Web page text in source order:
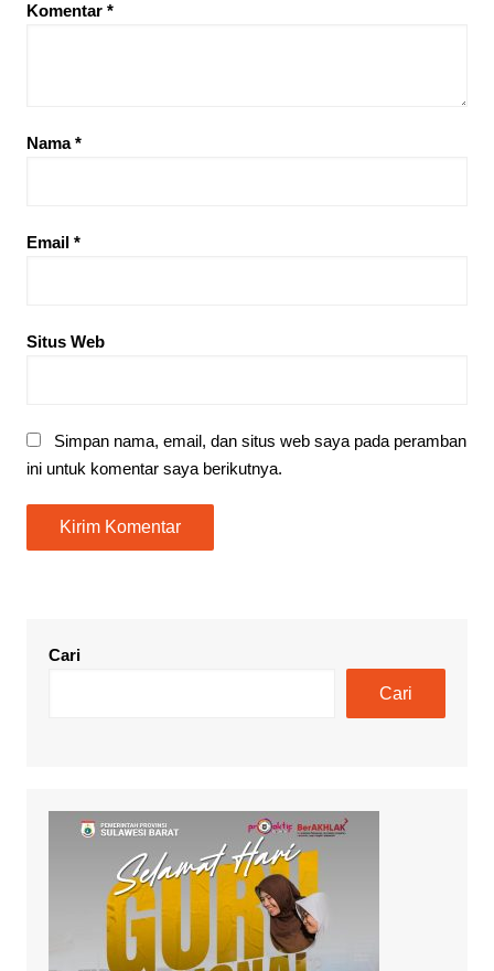
Komentar *
Nama*
Email *
Situs Web
Simpan nama, email, dan situs web saya pada peramban
ini untuk komentar saya berikutnya.
Cari
Cari